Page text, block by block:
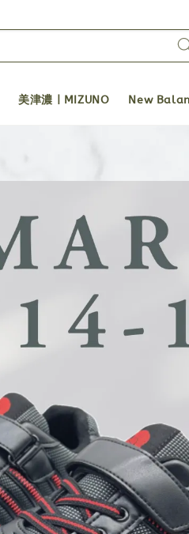
美津濃 | MIZUNO New